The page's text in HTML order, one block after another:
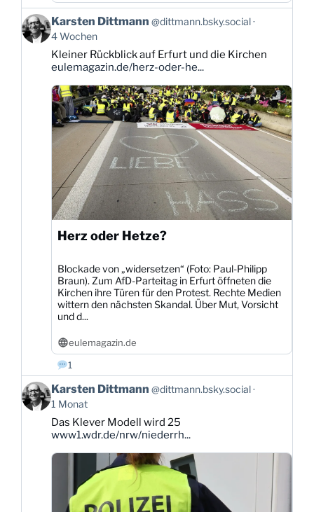
Beitrag
von
Karsten
Dittmann
Bluesky
ansehen
Karsten Dittmann @dittmann.bsky.social
4 Wochen
Kleiner Rückblick auf Erfurt und die Kirchen
eulemagazin.de/herz-oder-he...
Herz oder Hetze?
Blockade von „widersetzen“ (Foto: Paul-Philipp
Braun). Zum AfD-Parteitag in Erfurt öffneten die
Kirchen ihre Türen für den Protest. Rechte Medien
wittern den nächsten Skandal. Über Mut, Vorsicht
und d...
eulemagazin.de
1
Beitrag
von
Karsten
Dittmann
Bluesky
Karsten Dittmann @dittmann.bsky.social
1 Monat
Das Klever Modell wird 25
www1.wdr.de/nrw/niederrh...